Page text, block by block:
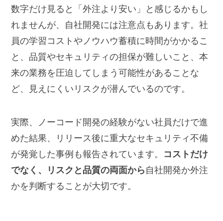
数字だけ見ると「外注より安い」と感じるかもし
れませんが、自社開発には注意点もあります。社
員の学習コストやノウハウ蓄積に時間がかかるこ
と、品質やセキュリティの担保が難しいこと、本
来の業務を圧迫してしまう可能性があることな
ど、見えにくいリスクが潜んでいるのです。
実際、ノーコード開発の経験がない社員だけで進
めた結果、リリース後に重大なセキュリティ不備
が発覚した事例も報告されています。 コストだけ
でなく、リスクと品質の両面から 自社開発か外注
かを判断することが大切です。